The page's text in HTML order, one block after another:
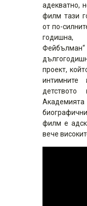
адекватно,
филм тази
от по-
годишна,
проект,
детството
филм е
вече